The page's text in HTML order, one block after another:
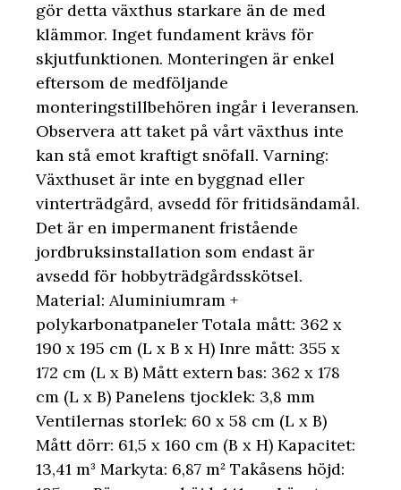
gör detta växthus starkare än de med
klämmor. Inget fundament krävs för
skjutfunktionen. Monteringen är enkel
eftersom de medföljande
monteringstillbehören ingår i leveransen.
Observera att taket på vårt växthus inte
kan stå emot kraftigt snöfall. Varning:
Växthuset är inte en byggnad eller
vinterträdgård, avsedd för fritidsändamål.
Det är en impermanent fristående
jordbruksinstallation som endast är
avsedd för hobbyträdgårdsskötsel.
Material: Aluminiumram +
polykarbonatpaneler Totala mått: 362 x
190 x 195 cm (L x B x H) Inre mått: 355 x
172 cm (L x B) Mått extern bas: 362 x 178
cm (L x B) Panelens tjocklek: 3,8 mm
Ventilernas storlek: 60 x 58 cm (L x B)
Mått dörr: 61,5 x 160 cm (B x H) Kapacitet:
13,41 m³ Markyta: 6,87 m² Takåsens höjd: